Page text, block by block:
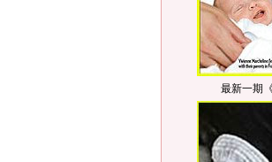
最新一期